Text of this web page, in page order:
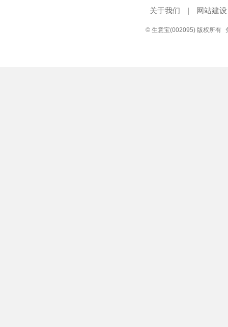
关于我们 | 网站建设
© 生意宝(002095) 版权所有